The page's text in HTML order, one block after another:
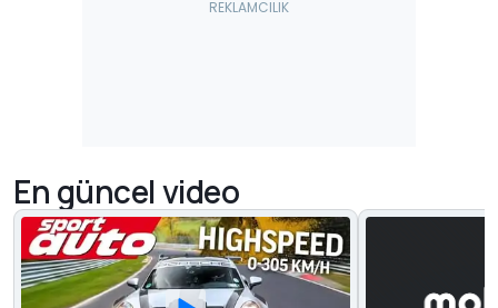
En güncel video